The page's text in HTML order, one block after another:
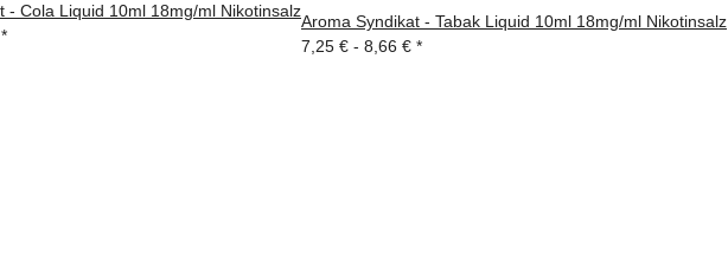
- Cola Liquid 10ml 18mg/ml Nikotinsalz
*
Aroma Syndikat - Tabak Liquid 10ml 18mg/ml Nikotinsalz
7,25 € - 8,66 € *